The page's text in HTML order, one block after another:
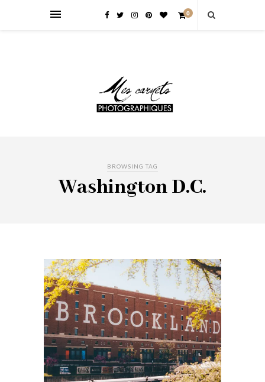
0
BROWSING TAG
Washington D.C.